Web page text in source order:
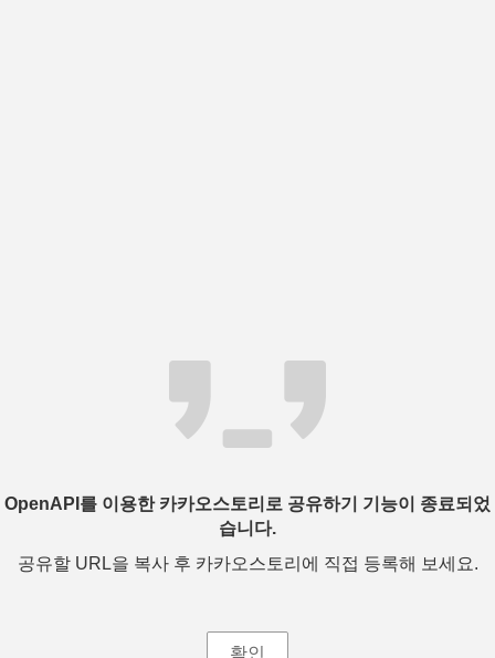
OpenAPI를 이용한 카카오스토리로 공유하기 기능이 종료되었
습니다.
공유할 URL을 복사 후 카카오스토리에 직접 등록해 보세요.
확인